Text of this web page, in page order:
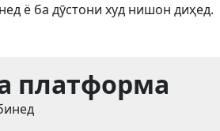
ё ба дӯстони худ нишон диҳед.
платформа